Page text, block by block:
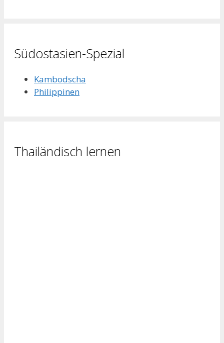
Südostasien-Spezial
Kambodscha
Philippinen
Thailändisch lernen